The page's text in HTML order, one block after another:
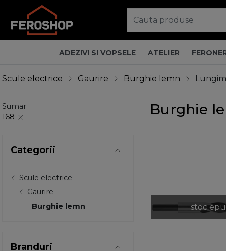
ADEZIVI SI VOPSELE ATELIER
Scule electrice Gaurire Burghie lemn
Sumar
168
Categorii
Scule electrice
Gaurire
Burghie lemn
Branduri
Burghie
stoc